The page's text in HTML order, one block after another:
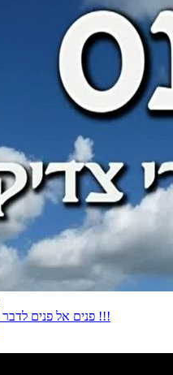
פנים אל פנים לדבר עם אלוקים - חותם אמת !!!